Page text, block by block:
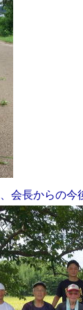
会長からの